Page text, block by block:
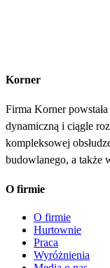
Korner
Firma Korner
dynamiczną i ciągle
kompleksowej
budowlanego, a także
O firmie
O firmie
Hurtownie
Praca
Wyróżnienia